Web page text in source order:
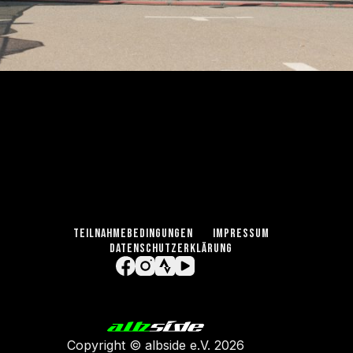
TEILNAHMEBEDINGUNGEN
IMPRESSUM
DATENSCHUTZERKLÄRUNG
Copyright © albside e.V. 2026